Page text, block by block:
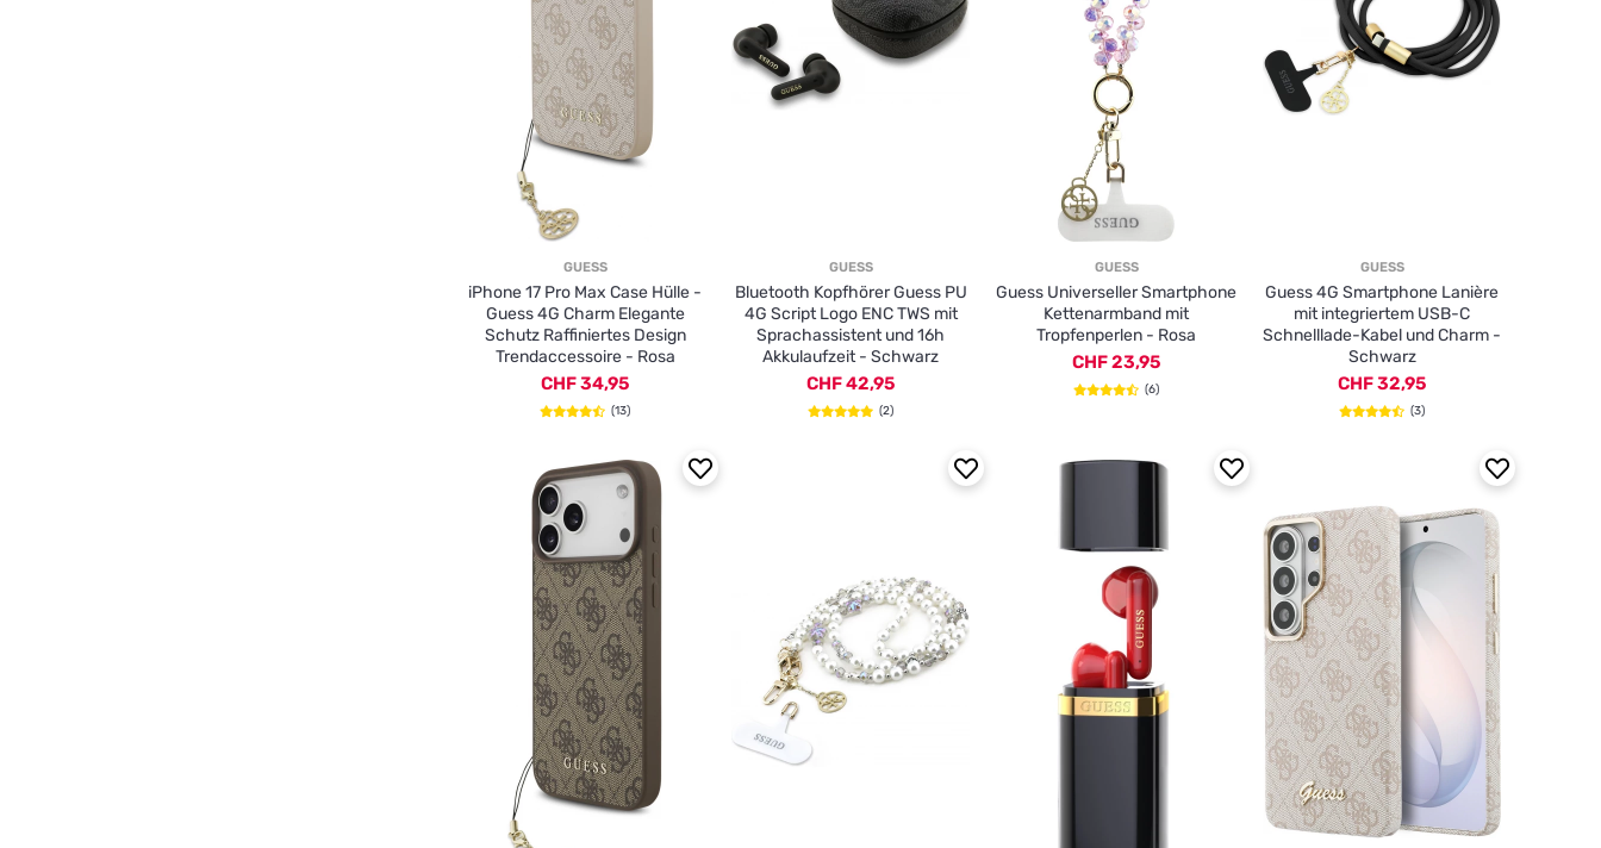
GUESS
iPhone 17 Pro Max Case Hülle -
Guess 4G Charm Elegante
Schutz Raffiniertes Design
Trendaccessoire - Rosa
CHF 34,95
(13)
GUESS
Bluetooth Kopfhörer Guess PU
4G Script Logo ENC TWS mit
Sprachassistent und 16h
Akkulaufzeit - Schwarz
CHF 42,95
(2)
GUESS
Guess Universeller Smartphone
Kettenarmband mit
Tropfenperlen - Rosa
CHF 23,95
(6)
GUESS
Guess 4G Smartphone Lanière
mit integriertem USB-C
Schnelllade-Kabel und Charm -
Schwarz
CHF 32,95
(3)